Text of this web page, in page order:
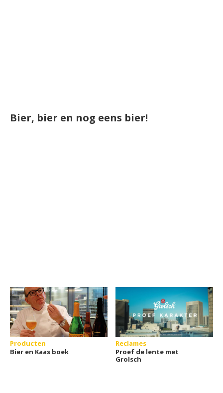
Bier, bier en nog eens bier!
Producten
Bier en Kaas boek
Reclames
Proef de lente met
Grolsch